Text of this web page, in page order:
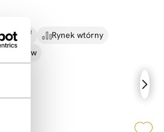
m²
Rynek wtórny
Wrocław